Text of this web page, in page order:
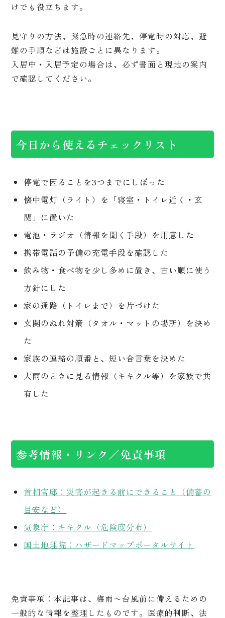
けでも役立ちます。
見守りの方法、緊急時の連絡先、停電時の対応、避
難の手順などは施設ごとに異なります。
入居中・入居予定の場合は、必ず書面と現地の案内
で確認してください。
今日から使えるチェックリスト
停電で困ることを3つまでにしぼった
懐中電灯（ライト）を「寝室・トイレ近く・玄
関」に置いた
電池・ラジオ（情報を聞く手段）を用意した
携帯電話の予備の充電手段を確認した
飲み物・食べ物を少し多めに置き、古い順に使う
方針にした
家の通路（トイレまで）を片づけた
玄関のぬれ対策（タオル・マットの場所）を決め
た
家族の連絡の順番と、短い合言葉を決めた
大雨のときに見る情報（キキクル等）を家族で共
有した
参考情報・リンク／免責事項
首相官邸：災害が起きる前にできること（備蓄の
目安など）
気象庁：キキクル（危険度分布）
国土地理院：ハザードマップポータルサイト
免責事項：本記事は、梅雨〜台風前に備えるための
一般的な情報を整理したものです。医療的判断、法